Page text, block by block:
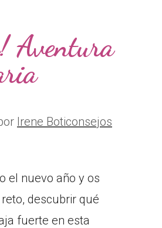
Aventura
Irene Boticonsejos
el nuevo año y os
descubrir qué
fuerte en esta